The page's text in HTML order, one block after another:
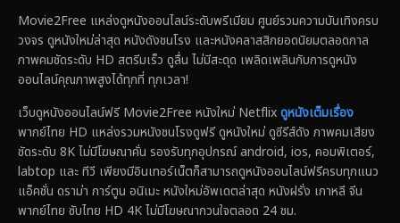
Movie2Free แหล่งดูหนังออนไลน์ระดับพรีเมียม ศูนย์รวมความบันเทิงครบ
วงจร ดูหนังใหม่ล่าสุด หนังดังชนโรง และหนังคลาสสิกยอดนิยมตลอดกาล
ภาพคมชัดระดับ HD สตรีมเร็ว ดูลื่น ไม่มีสะดุด เพลิดเพลินกับการดูหนัง
ออนไลน์คุณภาพสูงได้ทุกที่ ทุกเวลา!
เว็บดูหนังออนไลน์ฟรี Movie2Free หนังใหม่ Netflixดูหนังเต็มเรื่อง
พากย์ไทย HD แหล่งรวมหนังชนโรงดูฟรี ดูหนังใหม่ ดูซีรีส์ดัง ภาพคมเสียง
ชัดระดับ 8K ไม่มีโฆษณาคั่น รองรับทุกอุปกรณ์ android, ios, คอมพิเตอร์,
labtop และ ทีวี เพียงมีอินเทอร์เน็ตก็สามารถดูหนังออนไลน์ฟรีครบทุกแนว
แอ็คชั่น ดราม่า การ์ตูน อนิเมะ หนังใหม่อัพเดตล่าสุด หนังฝรั่ง เกาหลี จีน
พากย์ไทย ซับไทย HD 4K ไม่มีโฆษณากวนใจตลอด 24 ชม.